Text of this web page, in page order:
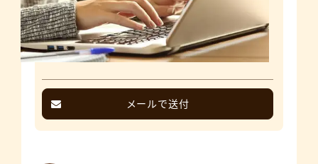
メールで送付